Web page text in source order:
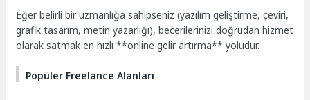
Eğer belirli bir uzmanlığa sahipseniz (yazılım geliştirme, çeviri,
grafik tasarım, metin yazarlığı), becerilerinizi doğrudan hizmet
olarak satmak en hızlı **online gelir artırma** yoludur.
Popüler Freelance Alanları